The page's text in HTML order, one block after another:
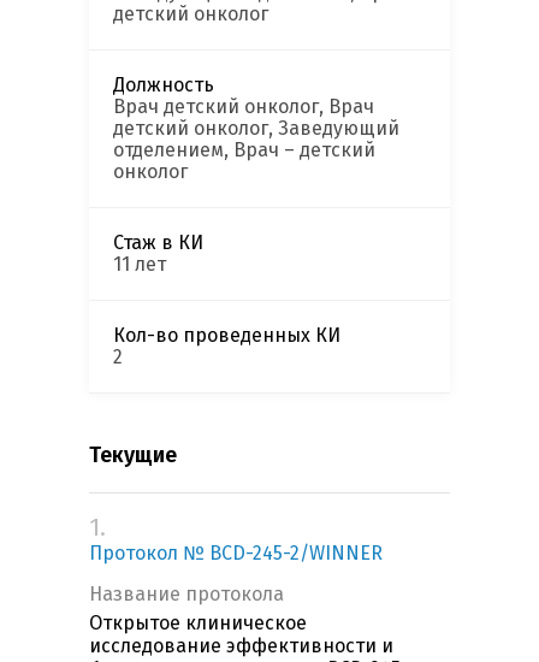
детский онколог
Должность
Врач детский онколог, Врач
детский онколог, Заведующий
отделением, Врач – детский
онколог
Стаж в КИ
11 лет
Кол-во проведенных КИ
2
Текущие
1.
Протокол № BCD-245-2/WINNER
Название протокола
Открытое клиническое
исследование эффективности и